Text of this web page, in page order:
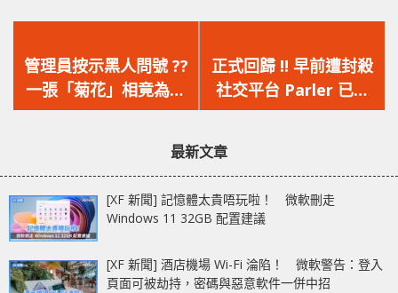
一
篇
文
管理員按示黑人問號 ??
一張「菊花」相竟為維
基百科日增 900 萬次瀏
一
篇
文
正式回歸 !! 早前遭封殺
社交平台 Parler 已重
新上線
最新文章
[XF 新聞] 記憶體太貴唔玩啦！ 微軟刪走
Windows 11 32GB 配置建議
[XF 新聞] 酒店機場 Wi-Fi 淪陷！ 微軟警告：登入
頁面可被劫持，密碼與惡意軟件一併中招